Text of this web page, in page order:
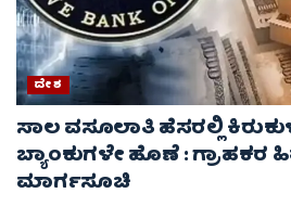
ದೇಶ
ಸಾಲ ವಸೂಲಾತಿ ಹೆಸರಲ್ಲಿ
ಬ್ಯಾಂಕುಗಳೇ ಹೊಣೆ : ಗ್ರಾಹಕರ
ಮಾರ್ಗಸೂಚಿ